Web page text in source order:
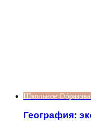
Школьное
География: